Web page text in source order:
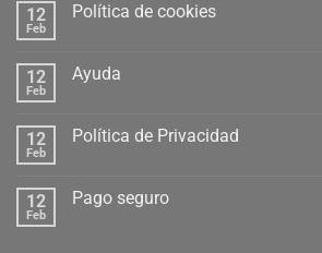
12
Feb
Política de cookies
12
Feb
Ayuda
12
Feb
Política de Privacidad
12
Feb
Pago seguro